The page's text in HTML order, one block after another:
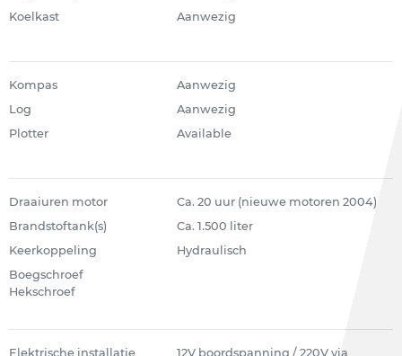
Koelkast
Aanwezig
Kompas
Aanwezig
Log
Aanwezig
Plotter
Available
Draaiuren motor
Ca. 20 uur (nieuwe motoren 2004)
Brandstoftank(s)
Ca. 1.500 liter
Keerkoppeling
Hydraulisch
Boegschroef
Hekschroef
Elektrische installatie 12V boordspanning / 220V via